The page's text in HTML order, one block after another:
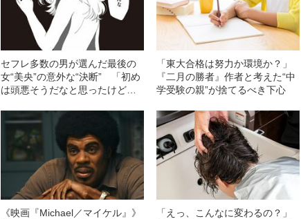
セフレ多数の男が選んだ最後の
女“美央”の意外な“決断” 「初め
は頭悪そうだなと思ったけど、
て」
「東大合格は努力か環境か？」
『二月の勝者』作者と考えた“中
学受験の親”が捨てるべき下心
《映画『Michael／マイケル』》
「えっ、こんなに変わるの？」